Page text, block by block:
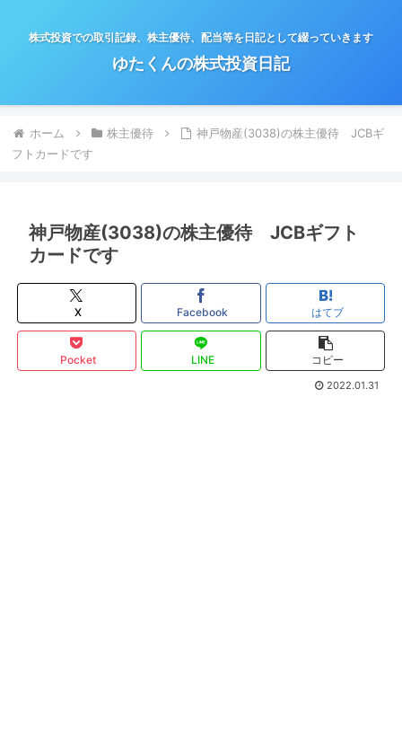
株式投資での取引記録、株主優待、配当等を日記として綴っていきます
ゆたくんの株式投資日記
ホーム 株主優待
神戸物産(3038)の株主優待 JCBギ
フトカードです
神戸物産(3038)の株主優待 JCBギフト
カードです
X Facebook はてブ
Pocket LINE コピー
2022.01.31